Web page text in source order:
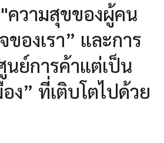
วามสุขของผู้คน
องเรา” และการ
นย์การค้าแต่เป็น
ง” ที่เติบโตไปด้วย